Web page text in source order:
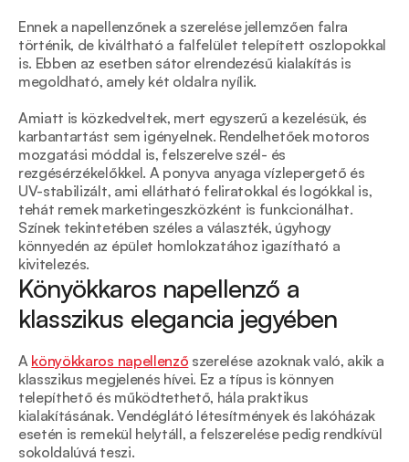
Ennek a napellenzőnek a szerelése jellemzően falra
történik, de kiváltható a falfelület telepített oszlopokkal
is. Ebben az esetben sátor elrendezésű kialakítás is
megoldható, amely két oldalra nyílik.
Amiatt is közkedveltek, mert egyszerű a kezelésük, és
karbantartást sem igényelnek. Rendelhetőek motoros
mozgatási móddal is, felszerelve szél- és
rezgésérzékelőkkel. A ponyva anyaga vízlepergető és
UV-stabilizált, ami ellátható feliratokkal és logókkal is,
tehát remek marketingeszközként is funkcionálhat.
Színek tekintetében széles a választék, úgyhogy
könnyedén az épület homlokzatához igazítható a
kivitelezés.
Könyökkaros napellenző a
klasszikus elegancia jegyében
A könyökkaros napellenző szerelése azoknak való, akik a
klasszikus megjelenés hívei. Ez a típus is könnyen
telepíthető és működtethető, hála praktikus
kialakításának. Vendéglátó létesítmények és lakóházak
esetén is remekül helytáll, a felszerelése pedig rendkívül
sokoldalúvá teszi.